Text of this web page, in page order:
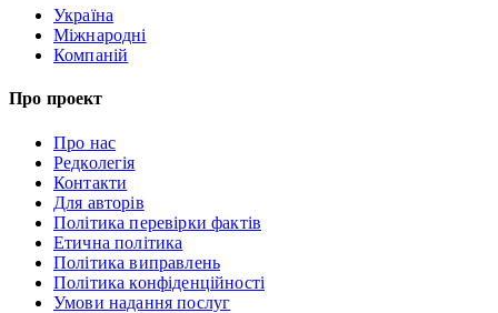
Україна
Міжнародні
Компаній
Про проект
Про нас
Редколегія
Контакти
Для авторів
Політика перевірки фактів
Етична політика
Політика виправлень
Політика конфіденційності
Умови надання послуг